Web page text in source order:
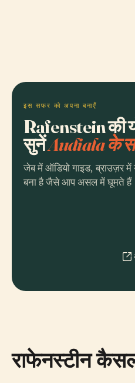
इस सफर को अपना बनाएँ
Rafenstein की
सुनेंAudiala के
जेब में ऑडियो गाइड, ब्राउज़र में
बना है जैसे आप असल में घूमते
राफेनस्टीन